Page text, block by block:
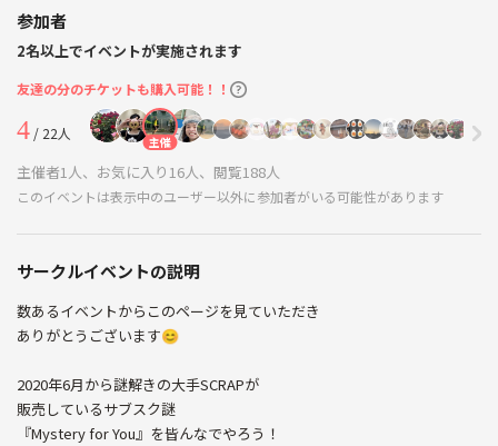
参加者
2名以上でイベントが実施されます
友達の分のチケットも購入可能！！
4/ 22人 主催
主催者1人、お気に入り16人、閲覧188人
このイベントは表示中のユーザー以外に参加者がいる可能性があります
サークルイベントの説明
数あるイベントからこのページを見ていただき
ありがとうございます😊
2020年6月から謎解きの大手SCRAPが
販売しているサブスク謎
『Mystery for You』を皆んなでやろう！